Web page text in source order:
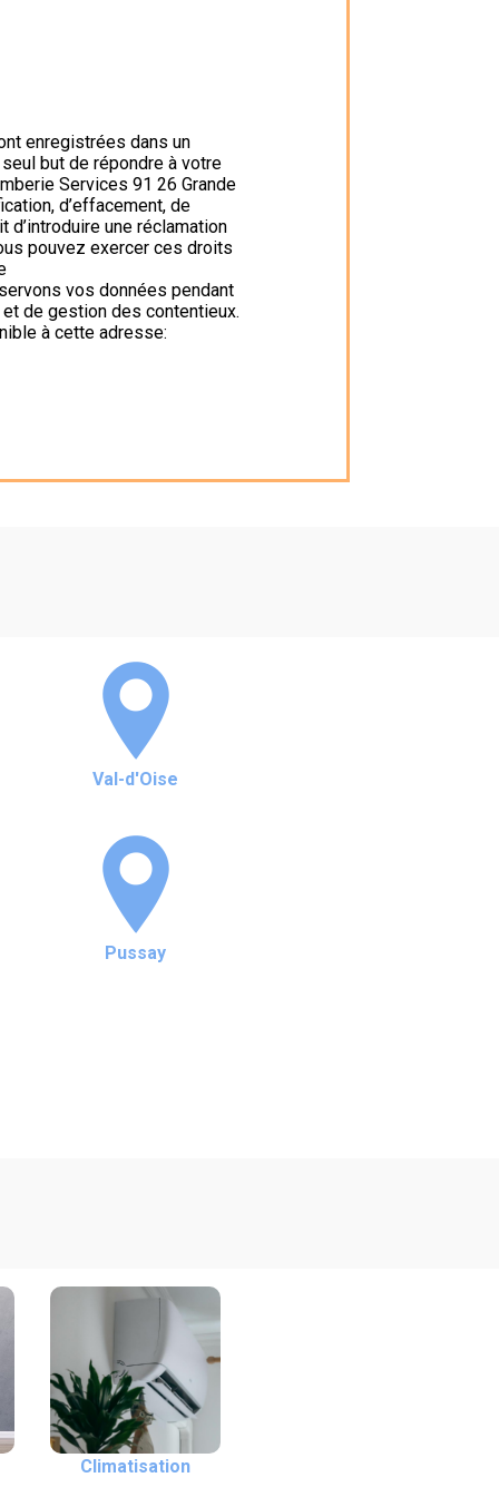
enregistrées dans un
but de répondre à votre
Services 91 26 Grande
d’effacement, de
une réclamation
pouvez exercer ces droits
vos données pendant
de gestion des contentieux.
à cette adresse:
Val-d'Oise
Pussay
Climatisation